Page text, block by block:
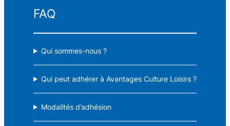
FAQ
Qui sommes-nous ?
Qui peut adhérer à Avantages Culture Loisirs ?
Modalités d’adhésion